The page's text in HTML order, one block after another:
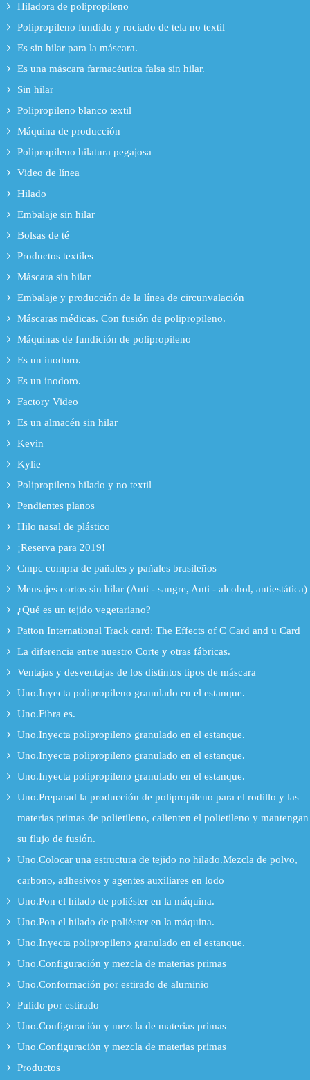
Hiladora de polipropileno
Polipropileno fundido y rociado de tela no textil
Es sin hilar para la máscara.
Es una máscara farmacéutica falsa sin hilar.
Sin hilar
Polipropileno blanco textil
Máquina de producción
Polipropileno hilatura pegajosa
Video de línea
Hilado
Embalaje sin hilar
Bolsas de té
Productos textiles
Máscara sin hilar
Embalaje y producción de la línea de circunvalación
Máscaras médicas. Con fusión de polipropileno.
Máquinas de fundición de polipropileno
Es un inodoro.
Es un inodoro.
Factory Video
Es un almacén sin hilar
Kevin
Kylie
Polipropileno hilado y no textil
Pendientes planos
Hilo nasal de plástico
¡Reserva para 2019!
Cmpc compra de pañales y pañales brasileños
Mensajes cortos sin hilar (Anti - sangre, Anti - alcohol, antiestática)
¿Qué es un tejido vegetariano?
Patton International Track card: The Effects of C Card and u Card
La diferencia entre nuestro Corte y otras fábricas.
Ventajas y desventajas de los distintos tipos de máscara
Uno.Inyecta polipropileno granulado en el estanque.
Uno.Fibra es.
Uno.Inyecta polipropileno granulado en el estanque.
Uno.Inyecta polipropileno granulado en el estanque.
Uno.Inyecta polipropileno granulado en el estanque.
Uno.Preparad la producción de polipropileno para el rodillo y las
materias primas de polietileno, calienten el polietileno y mantengan
su flujo de fusión.
Uno.Colocar una estructura de tejido no hilado.Mezcla de polvo,
carbono, adhesivos y agentes auxiliares en lodo
Uno.Pon el hilado de poliéster en la máquina.
Uno.Pon el hilado de poliéster en la máquina.
Uno.Inyecta polipropileno granulado en el estanque.
Uno.Configuración y mezcla de materias primas
Uno.Conformación por estirado de aluminio
Pulido por estirado
Uno.Configuración y mezcla de materias primas
Uno.Configuración y mezcla de materias primas
Productos